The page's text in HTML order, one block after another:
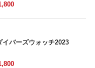
イバーズウォッチ2023